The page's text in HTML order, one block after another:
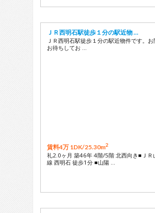
ＪＲ西明石駅徒歩１分の駅近物 …
ＪＲ西明石駅徒歩１分の駅近物件です。
お待ちしてお …
賃料4万 1DK/25.30m2
礼2.0ヶ月 築46年 4階/5階 北西向き■ＪＲ
線 西明石 徒歩1分 ■山陽 …